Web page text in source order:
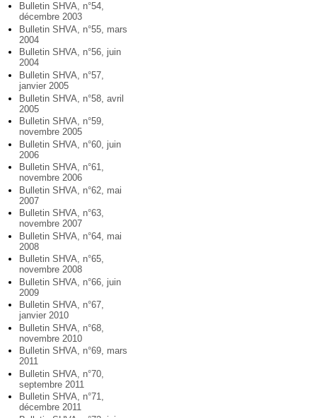
Bulletin SHVA, n°54,
décembre 2003
Bulletin SHVA, n°55, mars
2004
Bulletin SHVA, n°56, juin
2004
Bulletin SHVA, n°57,
janvier 2005
Bulletin SHVA, n°58, avril
2005
Bulletin SHVA, n°59,
novembre 2005
Bulletin SHVA, n°60, juin
2006
Bulletin SHVA, n°61,
novembre 2006
Bulletin SHVA, n°62, mai
2007
Bulletin SHVA, n°63,
novembre 2007
Bulletin SHVA, n°64, mai
2008
Bulletin SHVA, n°65,
novembre 2008
Bulletin SHVA, n°66, juin
2009
Bulletin SHVA, n°67,
janvier 2010
Bulletin SHVA, n°68,
novembre 2010
Bulletin SHVA, n°69, mars
2011
Bulletin SHVA, n°70,
septembre 2011
Bulletin SHVA, n°71,
décembre 2011